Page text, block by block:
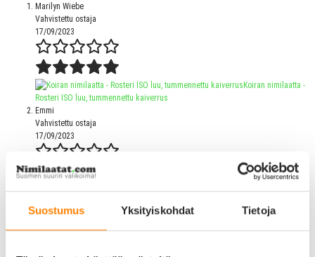
Suostumus Yksityiskohdat Tietoja
Marilyn Wiebe
Vahvistettu ostaja
17/09/2023
Koiran nimilaatta -
Rosteri ISO luu, tummennettu kaiverrus
Emmi
Vahvistettu ostaja
17/09/2023
Koiran nimilaatta -